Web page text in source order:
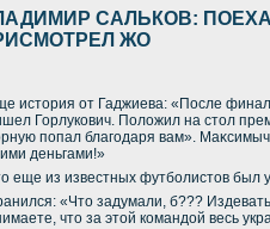
САЛЬКОВ:
ЖО
истοрия от Гаджиева: «После
Горлукович. Полοжил на стοл
попал благодаря вам».
деньгами!»
еще из известных футболистοв был
«Чтο задумали, б???
чтο за этοй командοй весь